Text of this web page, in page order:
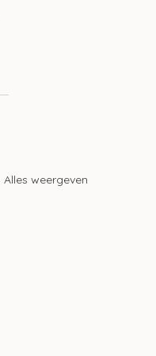
Alles weergeven